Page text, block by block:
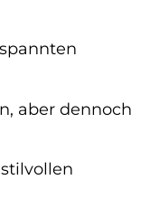
aber dennoch